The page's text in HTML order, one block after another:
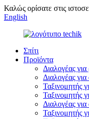
Καλώς ορίσατε στις
English
Σπίτι
Προϊόντα
Διαλογέας για
Διαλογέας για
Ταξινομητής
Ταξινομητής
Διαλογέας
Ταξινομητής